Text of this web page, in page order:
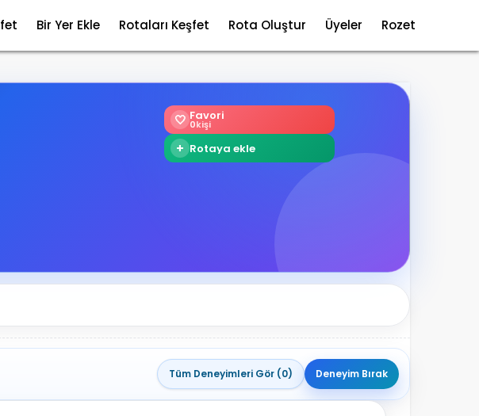
Bir Yer Ekle Rotaları Keşfet Rota Oluştur Üyeler Rozet
🤍 Favori
0kişi
+ Rotaya ekle
Tüm Deneyimleri Gör (0) Deneyim Bırak